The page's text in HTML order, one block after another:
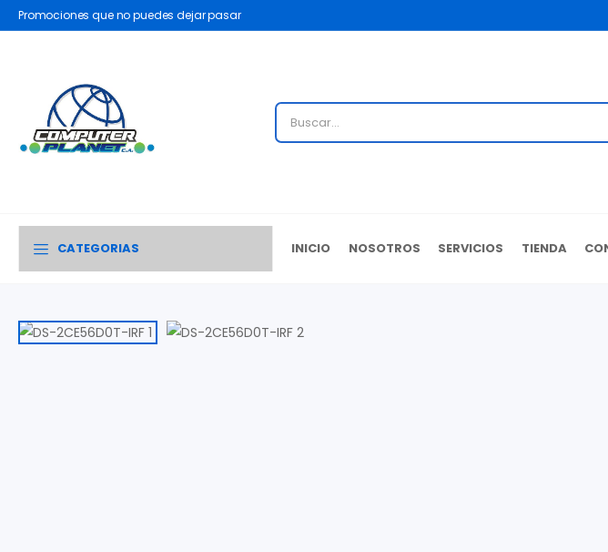
Promociones que no puedes dejar pasar
CATEGORIAS INICIO NOSOTROS SERVICIOS TIENDA